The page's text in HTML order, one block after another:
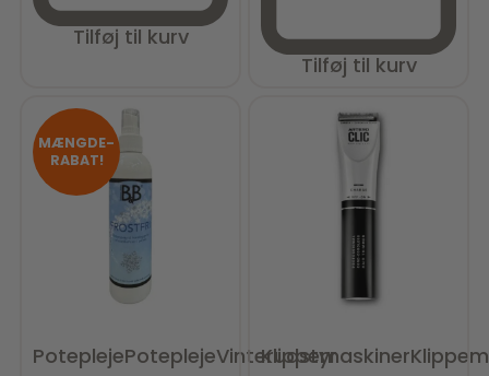
Tilføj til kurv
Tilføj til kurv
MÆNGDE-
RABAT!
PoteplejePoteplejeVinterudstyr
Klippemaskiner